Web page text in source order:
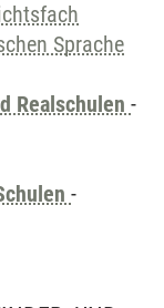
Sprache
Realschulen -
-